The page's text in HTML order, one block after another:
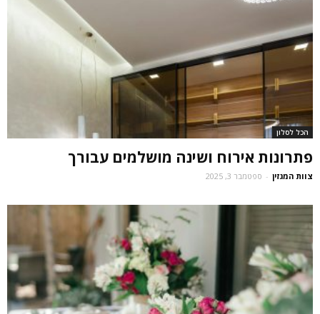
הכל לסלון
פתרונות אירוח ושינה מושלמים עבורך
צוות המגזין - ספטמבר 3, 2025